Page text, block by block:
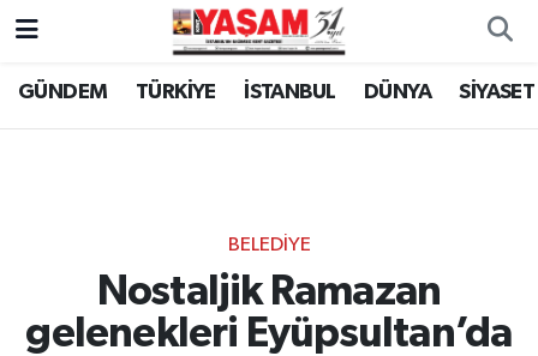
GÜNDEM TÜRKİYE İSTANBUL DÜNYA SİYASET
BELEDİYE
Nostaljik Ramazan
gelenekleri Eyüpsultan’da